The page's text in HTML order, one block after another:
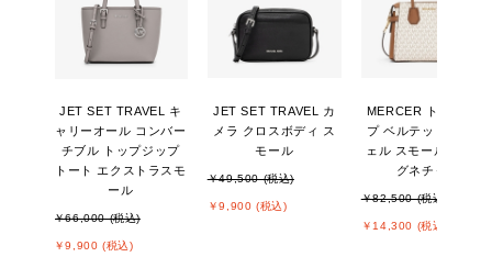
JET SET TRAVEL キ
ャリーオール コンバー
チブル トップジップ
トート エクストラスモ
ール
￥66,000 (税込)
￥9,900 (税込)
JET SET TRAVEL カ
メラ クロスボディ ス
モール
￥49,500 (税込)
￥9,900 (税込)
MERCER トップジッ
プ ベルテッド サッチ
ェル スモール - MKシ
グネチャー
￥82,500 (税込)
￥14,300 (税込)